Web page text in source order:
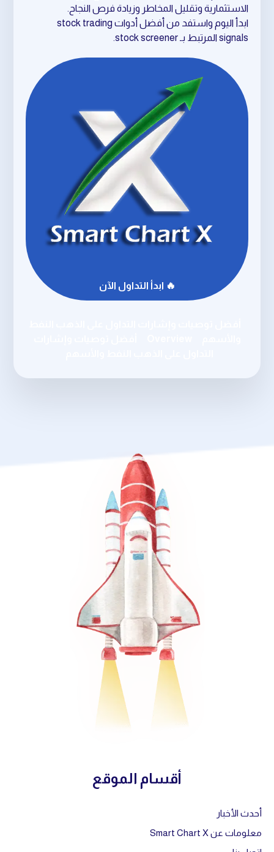
الاستثمارية وتقليل المخاطر وزيادة فرص النجاح.
ابدأ اليوم واستفد من أفضل أدوات stock trading
signals المرتبط بـ stock screener.
🔥 ابدأ التداول الآن
أقسام الموقع
أحدث الأخبار
معلومات عن Smart Chart X